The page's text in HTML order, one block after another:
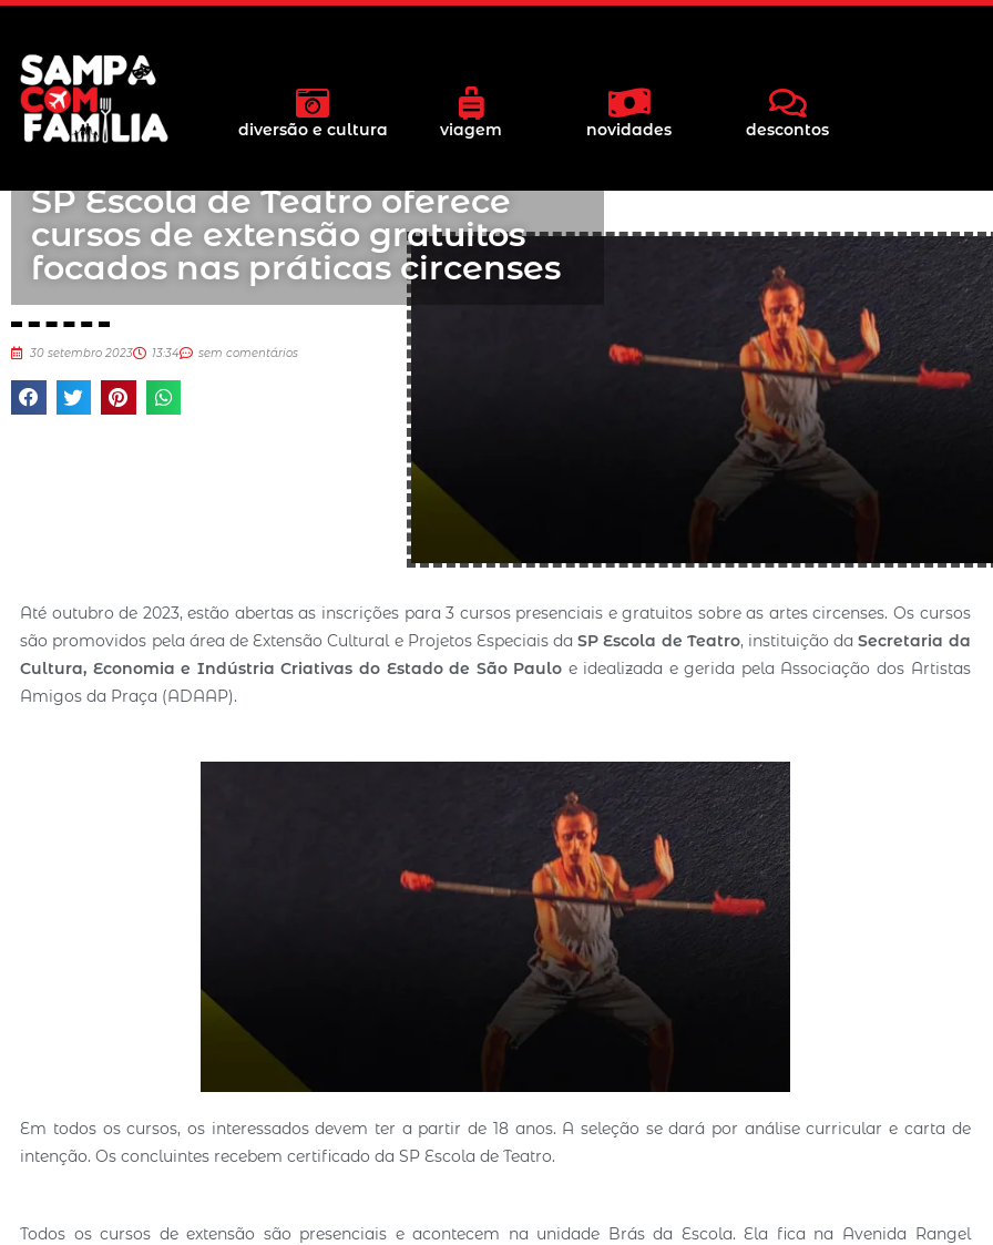
diversão e cultura viagem novidades descontos
SP Escola de Teatro oferece
cursos de extensão gratuitos
focados nas práticas circenses
30 setembro 2023 13:34 sem comentários
Até outubro de 2023, estão abertas as inscrições para 3 cursos presenciais e gratuitos sobre as artes circenses. Os cursos
são promovidos pela área de Extensão Cultural e Projetos Especiais daSP Escola de Teatro, instituição daSecretaria da
Cultura, Economia e Indústria Criativas do Estado de São Paulo e idealizada e gerida pela Associação dos Artistas
Amigos da Praça (ADAAP).
Em todos os cursos, os interessados devem ter a partir de 18 anos. A seleção se dará por análise curricular e carta de
intenção. Os concluintes recebem certificado da SP Escola de Teatro.
Todos os cursos de extensão são presenciais e acontecem na unidade Brás da Escola. Ela fica na Avenida Rangel